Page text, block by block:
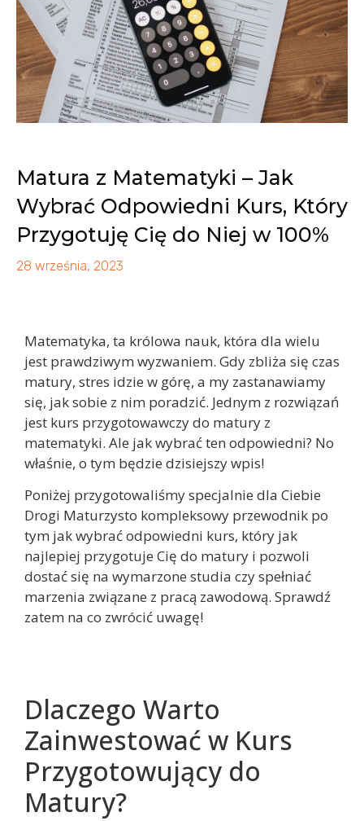
Matura z Matematyki – Jak
Wybrać Odpowiedni Kurs, Który
Przygotuję Cię do Niej w 100%
28 września, 2023
Matematyka, ta królowa nauk, która dla wielu
jest prawdziwym wyzwaniem. Gdy zbliża się czas
matury, stres idzie w górę, a my zastanawiamy
się, jak sobie z nim poradzić. Jednym z rozwiązań
jest kurs przygotowawczy do matury z
matematyki. Ale jak wybrać ten odpowiedni? No
właśnie, o tym będzie dzisiejszy wpis!
Poniżej przygotowaliśmy specjalnie dla Ciebie
Drogi Maturzysto kompleksowy przewodnik po
tym jak wybrać odpowiedni kurs, który jak
najlepiej przygotuje Cię do matury i pozwoli
dostać się na wymarzone studia czy spełniać
marzenia związane z pracą zawodową. Sprawdź
zatem na co zwrócić uwagę!
Dlaczego Warto
Zainwestować w Kurs
Przygotowujący do
Matury?